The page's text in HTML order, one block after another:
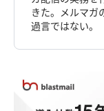
きた。メルマガ
過言ではない。